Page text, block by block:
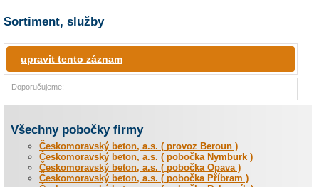
Sortiment, služby
upravit tento záznam
Doporučujeme:
Všechny pobočky firmy
Českomoravský beton, a.s. ( provoz Beroun )
Českomoravský beton, a.s. ( pobočka Nymburk )
Českomoravský beton, a.s. ( pobočka Opava )
Českomoravský beton, a.s. ( pobočka Příbram )